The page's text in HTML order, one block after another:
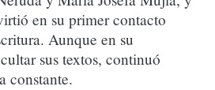
en su primer contacto
Aunque en su
sus textos, continuó
constante.